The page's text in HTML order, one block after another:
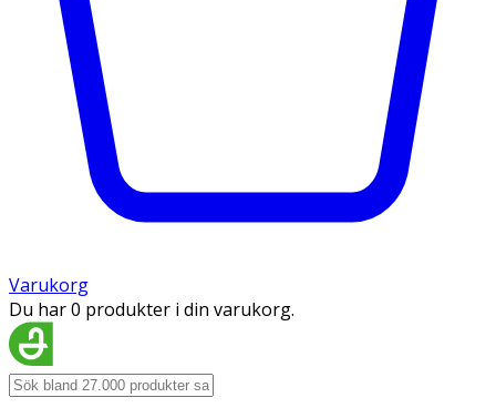
Varukorg
Du har 0 produkter i din varukorg.